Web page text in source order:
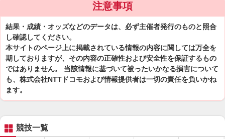
注意事項
結果・成績・オッズなどのデータは、必ず主催者発行のものと照合
し確認してください。
本サイトのページ上に掲載されている情報の内容に関しては万全を
期しておりますが、その内容の正確性および安全性を保証するもの
ではありません。 当該情報に基づいて被ったいかなる損害について
も、株式会社NTTドコモおよび情報提供者は一切の責任を負いかね
ます。
競技一覧